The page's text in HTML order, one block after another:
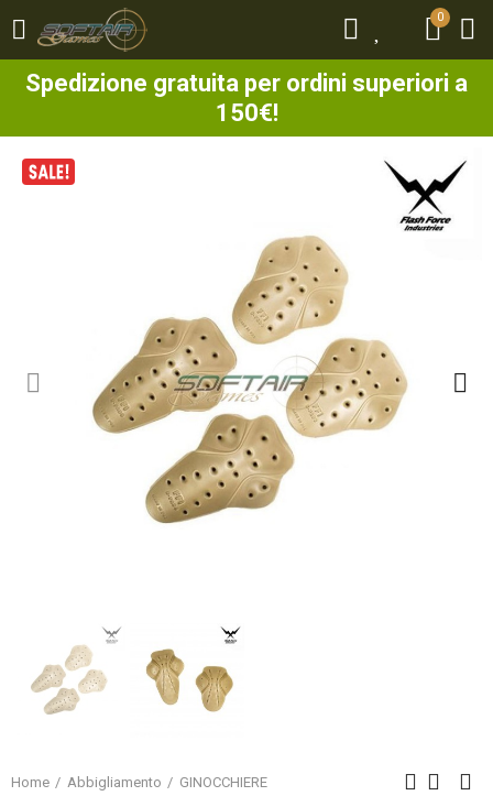
0
Spedizione gratuita per ordini superiori a
150€!
0
Home Abbigliamento GINOCCHIERE